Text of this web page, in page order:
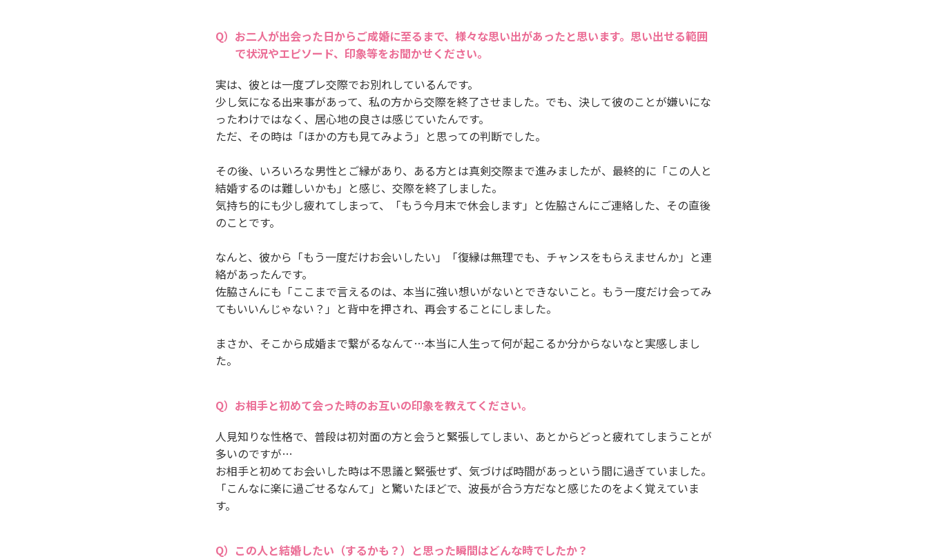
お二人が出会った日からご成婚に至るまで、様々な思い出があったと思います。思い出せる範囲
で状況やエピソード、印象等をお聞かせください。
実は、彼とは一度プレ交際でお別れしているんです。
少し気になる出来事があって、私の方から交際を終了させました。でも、決して彼のことが嫌いにな
ったわけではなく、居心地の良さは感じていたんです。
ただ、その時は「ほかの方も見てみよう」と思っての判断でした。
その後、いろいろな男性とご縁があり、ある方とは真剣交際まで進みましたが、最終的に「この人と
結婚するのは難しいかも」と感じ、交際を終了しました。
気持ち的にも少し疲れてしまって、「もう今月末で休会します」と佐脇さんにご連絡した、その直後
のことです。
なんと、彼から「もう一度だけお会いしたい」「復縁は無理でも、チャンスをもらえませんか」と連
絡があったんです。
佐脇さんにも「ここまで言えるのは、本当に強い想いがないとできないこと。もう一度だけ会ってみ
てもいいんじゃない？」と背中を押され、再会することにしました。
まさか、そこから成婚まで繋がるなんて…本当に人生って何が起こるか分からないなと実感しまし
た。
お相手と初めて会った時のお互いの印象を教えてください。
人見知りな性格で、普段は初対面の方と会うと緊張してしまい、あとからどっと疲れてしまうことが
多いのですが…
お相手と初めてお会いした時は不思議と緊張せず、気づけば時間があっという間に過ぎていました。
「こんなに楽に過ごせるなんて」と驚いたほどで、波長が合う方だなと感じたのをよく覚えていま
す。
この人と結婚したい（するかも？）と思った瞬間はどんな時でしたか？